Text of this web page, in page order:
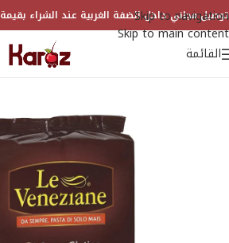
Skip to navigation
Skip to main content
توصيل مجاني داخل الضفة الغربية عند الشراء بقيمة 500 ₪
القائمة